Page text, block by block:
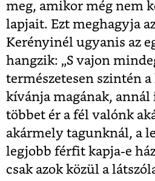
meg, amikor még nem
lapjait. Ezt meghagyja
Kerényinél ugyanis az
hangzik: „S vajon
természetesen szintén
kívánja magának,
többet ér a fél valónk
akármely tagunknál, a
legjobb férfit kapja-e
csak azok közül a